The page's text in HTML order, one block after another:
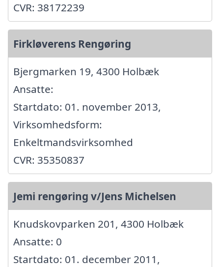
CVR: 38172239
Firkløverens Rengøring
Bjergmarken 19, 4300 Holbæk
Ansatte:
Startdato: 01. november 2013,
Virksomhedsform:
Enkeltmandsvirksomhed
CVR: 35350837
Jemi rengøring v/Jens Michelsen
Knudskovparken 201, 4300 Holbæk
Ansatte: 0
Startdato: 01. december 2011,